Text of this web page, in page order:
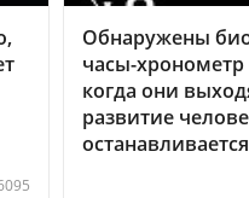
Обнаружены
часы-
когда они
развитие
останавливается